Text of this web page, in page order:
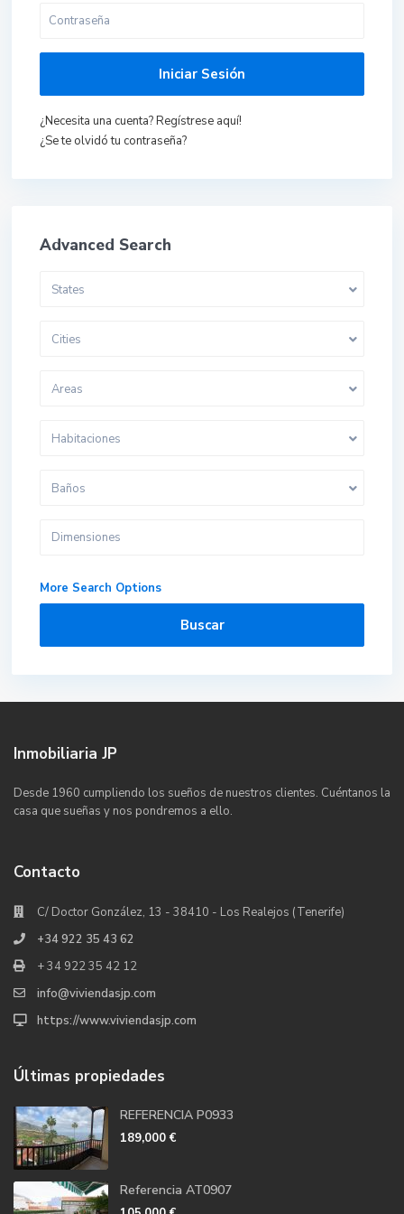
Iniciar Sesión
¿Necesita una cuenta? Regístrese aquí!
¿Se te olvidó tu contraseña?
Advanced Search
States
Cities
Areas
Habitaciones
Baños
More Search Options
Buscar
Inmobiliaria JP
Desde 1960 cumpliendo los sueños de nuestros clientes. Cuéntanos la
casa que sueñas y nos pondremos a ello.
Contacto
C/ Doctor González, 13 - 38410 - Los Realejos (Tenerife)
+34 922 35 43 62
+ 34 922 35 42 12
info@viviendasjp.com
https://www.viviendasjp.com
Últimas propiedades
REFERENCIA P0933
189,000 €
Referencia AT0907